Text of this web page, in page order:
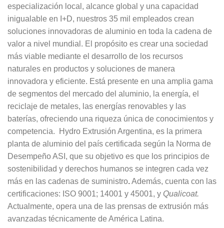
especialización local, alcance global y una capacidad
inigualable en I+D, nuestros 35 mil empleados crean
soluciones innovadoras de aluminio en toda la cadena de
valor a nivel mundial. El propósito es crear una sociedad
más viable mediante el desarrollo de los recursos
naturales en productos y soluciones de manera
innovadora y eficiente. Está presente en una amplia gama
de segmentos del mercado del aluminio, la energía, el
reciclaje de metales, las energías renovables y las
baterías, ofreciendo una riqueza única de conocimientos y
competencia. Hydro Extrusión Argentina, es la primera
planta de aluminio del país certificada según la Norma de
Desempeño ASI, que su objetivo es que los principios de
sostenibilidad y derechos humanos se integren cada vez
más en las cadenas de suministro.Además, cuenta con las
certificaciones: ISO 9001; 14001 y 45001, y Qualicoat.
Actualmente, opera una de las prensas de extrusión más
avanzadas técnicamente de América Latina.